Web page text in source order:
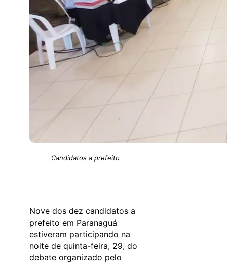
Candidatos a prefeito
Nove dos dez candidatos a
prefeito em Paranaguá
estiveram participando na
noite de quinta-feira, 29, do
debate organizado pelo